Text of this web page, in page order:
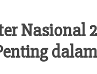
Nasional